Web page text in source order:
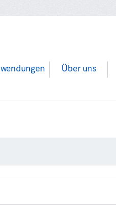
Über uns